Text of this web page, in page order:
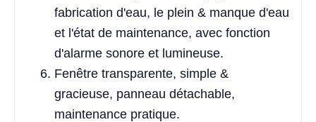
fabrication d'eau, le plein & manque d'eau
et l'état de maintenance, avec fonction
d'alarme sonore et lumineuse.
Fenêtre transparente, simple &
gracieuse, panneau détachable,
maintenance pratique.